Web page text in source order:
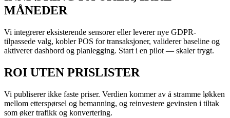
MÅNEDER
Vi integrerer eksisterende sensorer eller leverer nye GDPR-
tilpassede valg, kobler POS for transaksjoner, validerer baseline og
aktiverer dashbord og planlegging. Start i en pilot — skaler trygt.
ROI UTEN PRISLISTER
Vi publiserer ikke faste priser. Verdien kommer av å stramme løkken
mellom etterspørsel og bemanning, og reinvestere gevinsten i tiltak
som øker trafikk og konvertering.